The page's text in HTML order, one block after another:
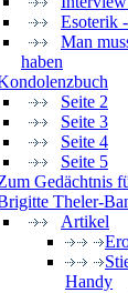
Esoterik
Man
haben
Seite 2
Seite 3
Seite 4
Seite 5
Gedächtnis
Theler-
Artikel
Handy